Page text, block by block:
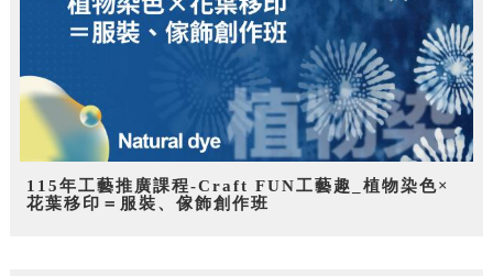
115年工藝推廣課程-Craft FUN工藝趣_植物染色×
花葉移印＝服裝、傢飾創作班